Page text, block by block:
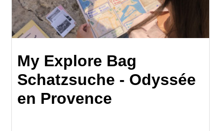
My Explore Bag
Schatzsuche - Odyssée
en Provence